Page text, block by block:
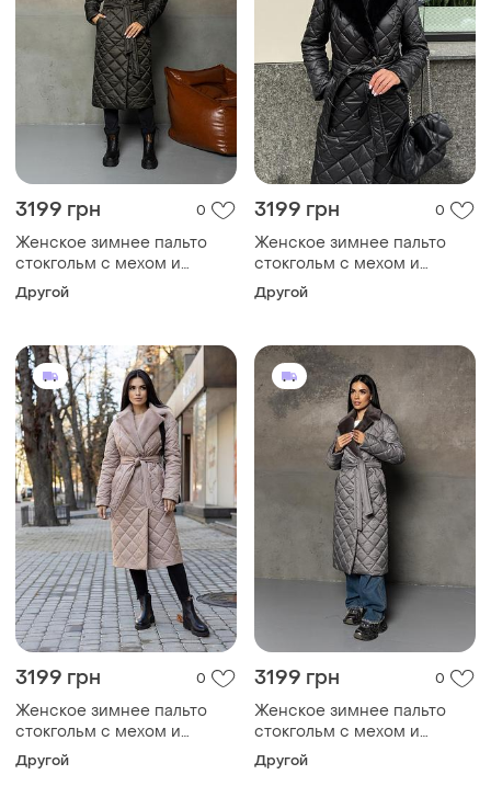
3199 грн 0
Женское зимнее пальто
стокгольм с мехом и
поясом утепленное,
стильное стеганое пальто
малахитовое 42, l
Другой
3199 грн 0
Женское зимнее пальто
стокгольм с мехом и
поясом утепленное,
стильное стеганое пальто
черное 42, xxl
Другой
3199 грн 0
Женское зимнее пальто
стокгольм с мехом и
поясом утепленное,
стильное стеганое пальто
Другой
3199 грн 0
Женское зимнее пальто
стокгольм с мехом и
поясом утепленное,
стильное стеганое пальто
Другой